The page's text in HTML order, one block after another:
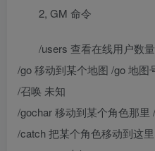
2, GM 命令
/users 查看在线用户数量
/go 移动到某个地图 /go 地图
/召唤 未知
/gochar 移动到某个角色那里
/catch 把某个角色移动到这